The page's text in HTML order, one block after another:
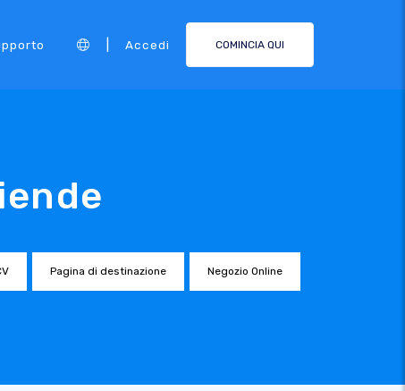
Accedi COMINCIA QUI
Pagina di destinazione Negozio Online